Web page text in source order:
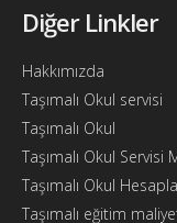
Ajandam
Hakkımızda
İletişim
Diğer Linkler
Hakkımızda
Taşımalı Okul servisi
Taşımalı Okul
Taşımalı Okul
Taşımalı Okul
Taşımalı eğitim